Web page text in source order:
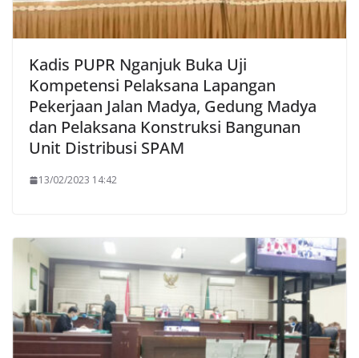
Kadis PUPR Nganjuk Buka Uji
Kompetensi Pelaksana Lapangan
Pekerjaan Jalan Madya, Gedung Madya
dan Pelaksana Konstruksi Bangunan
Unit Distribusi SPAM
13/02/2023 14:42